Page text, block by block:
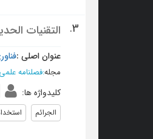
3. التقنيات
عنوان اصلی :
مجله:فصلنامه
کلیدواژه ها:
الجرائم